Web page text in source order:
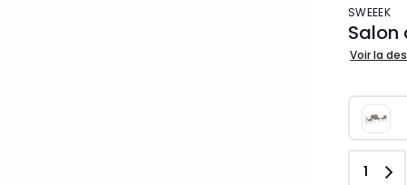
SWEEEK
Salon
Voir la
1